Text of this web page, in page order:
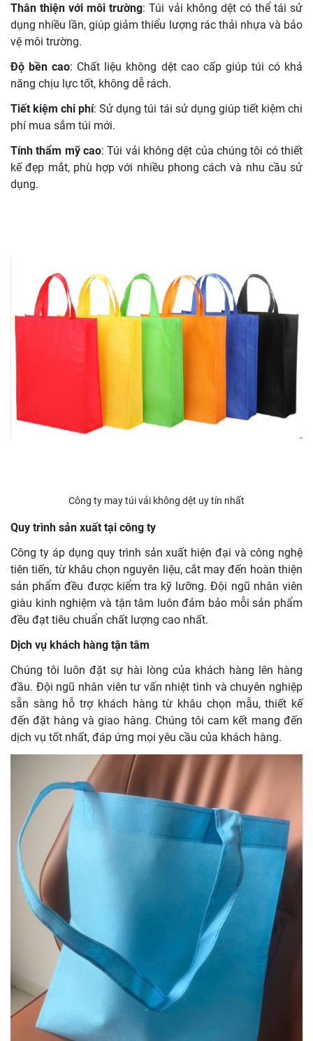
Thân thiện với môi trường: Túi vải không dệt có thể tái sử
dụng nhiều lần, giúp giảm thiểu lượng rác thải nhựa và bảo
vệ môi trường.
Độ bền cao: Chất liệu không dệt cao cấp giúp túi có khả
năng chịu lực tốt, không dễ rách.
Tiết kiệm chi phí: Sử dụng túi tái sử dụng giúp tiết kiệm chi
phí mua sắm túi mới.
Tính thẩm mỹ cao: Túi vải không dệt của chúng tôi có thiết
kế đẹp mắt, phù hợp với nhiều phong cách và nhu cầu sử
dụng.
Công ty may túi vải không dệt uy tín nhất
Quy trình sản xuất tại công ty
Công ty áp dụng quy trình sản xuất hiện đại và công nghệ
tiên tiến, từ khâu chọn nguyên liệu, cắt may đến hoàn thiện
sản phẩm đều được kiểm tra kỹ lưỡng. Đội ngũ nhân viên
giàu kinh nghiệm và tận tâm luôn đảm bảo mỗi sản phẩm
đều đạt tiêu chuẩn chất lượng cao nhất.
Dịch vụ khách hàng tận tâm
Chúng tôi luôn đặt sự hài lòng của khách hàng lên hàng
đầu. Đội ngũ nhân viên tư vấn nhiệt tình và chuyên nghiệp
sẵn sàng hỗ trợ khách hàng từ khâu chọn mẫu, thiết kế
đến đặt hàng và giao hàng. Chúng tôi cam kết mang đến
dịch vụ tốt nhất, đáp ứng mọi yêu cầu của khách hàng.